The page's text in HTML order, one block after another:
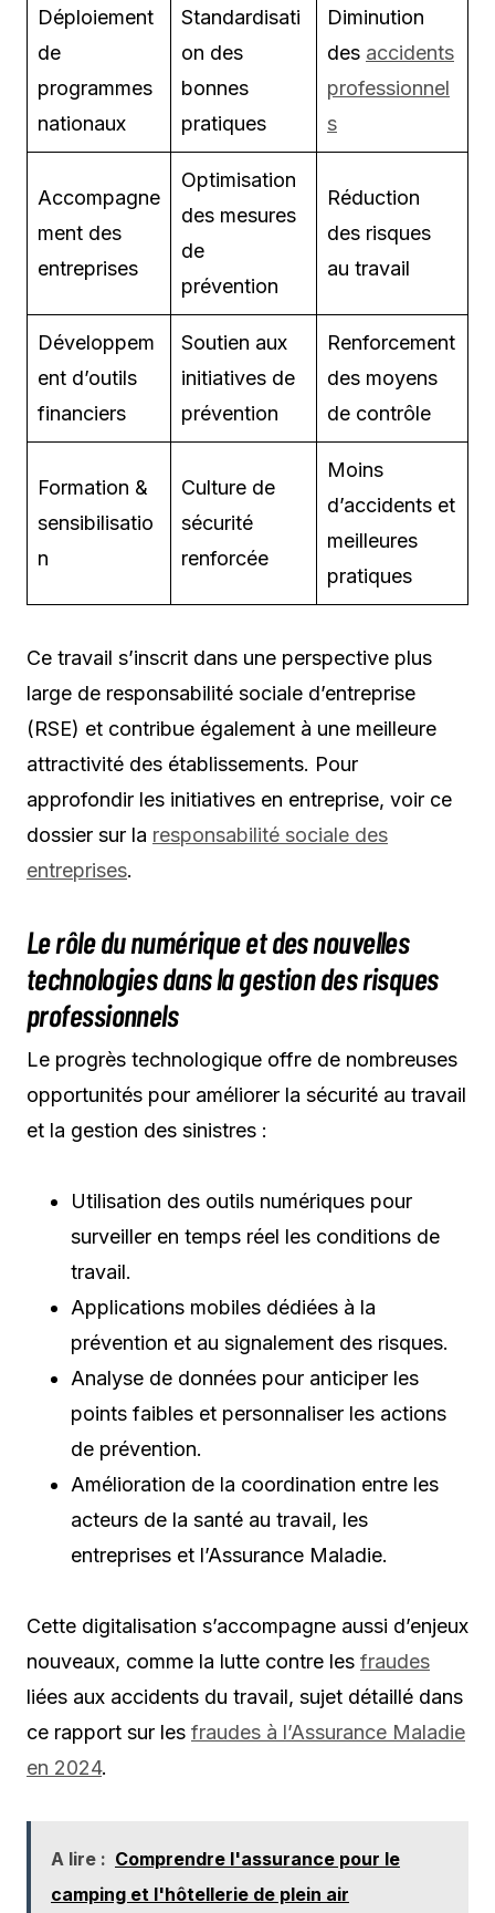
Déploiement
de
programmes
nationaux
Standardisati
on des
bonnes
pratiques
Diminution
des accidents
professionnel
s
Accompagne
ment des
entreprises
Optimisation
des mesures
de
prévention
Réduction
des risques
au travail
Développem
ent d’outils
financiers
Soutien aux
initiatives de
prévention
Renforcement
des moyens
de contrôle
Formation &
sensibilisatio
n
Culture de
sécurité
renforcée
Moins
d’accidents et
meilleures
pratiques
Ce travail s’inscrit dans une perspective plus
large de responsabilité sociale d’entreprise
(RSE) et contribue également à une meilleure
attractivité des établissements. Pour
approfondir les initiatives en entreprise, voir ce
dossier sur la responsabilité sociale des
entreprises.
Le rôle du numérique et des nouvelles
technologies dans la gestion des risques
professionnels
Le progrès technologique offre de nombreuses
opportunités pour améliorer la sécurité au travail
et la gestion des sinistres :
Utilisation des outils numériques pour
surveiller en temps réel les conditions de
travail.
Applications mobiles dédiées à la
prévention et au signalement des risques.
Analyse de données pour anticiper les
points faibles et personnaliser les actions
de prévention.
Amélioration de la coordination entre les
acteurs de la santé au travail, les
entreprises et l’Assurance Maladie.
Cette digitalisation s’accompagne aussi d’enjeux
nouveaux, comme la lutte contre les fraudes
liées aux accidents du travail, sujet détaillé dans
ce rapport sur les fraudes à l’Assurance Maladie
en 2024.
A lire : Comprendre l'assurance pour le
camping et l'hôtellerie de plein air